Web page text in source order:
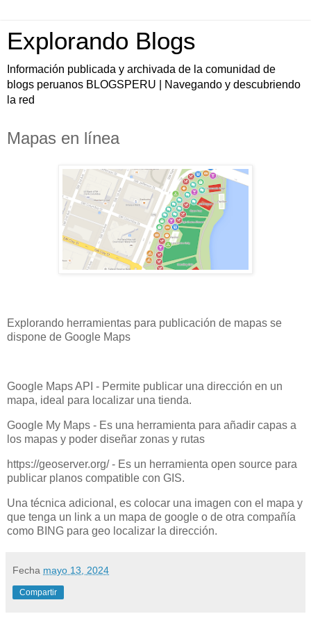
Explorando Blogs
Información publicada y archivada de la comunidad de
blogs peruanos BLOGSPERU | Navegando y descubriendo
la red
Mapas en línea
Explorando herramientas para publicación de mapas se
dispone de Google Maps
Google Maps API - Permite publicar una dirección en un
mapa, ideal para localizar una tienda.
Google My Maps - Es una herramienta para añadir capas a
los mapas y poder diseñar zonas y rutas
https://geoserver.org/ - Es un herramienta open source para
publicar planos compatible con GIS.
Una técnica adicional, es colocar una imagen con el mapa y
que tenga un link a un mapa de google o de otra compañía
como BING para geo localizar la dirección.
Fecha mayo 13, 2024
Compartir